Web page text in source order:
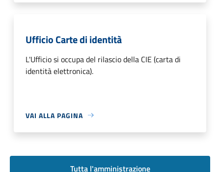
Ufficio Carte di identità
L'Ufficio si occupa del rilascio della CIE (carta di
identità elettronica).
VAI ALLA PAGINA
Tutta l'amministrazione